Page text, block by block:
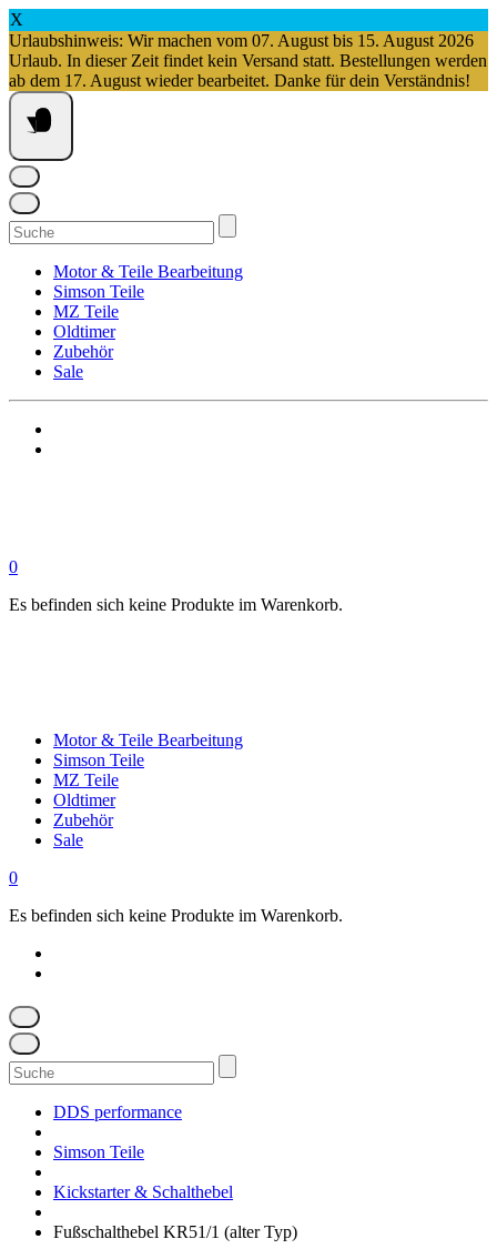
X
Urlaubshinweis: Wir machen vom 07. August bis 15. August 2026
Urlaub. In dieser Zeit findet kein Versand statt. Bestellungen werden
ab dem 17. August wieder bearbeitet. Danke für dein Verständnis!
Springe
zum
Inhalt
Suchen
nach:
Motor & Teile Bearbeitung
Simson Teile
MZ Teile
Oldtimer
Zubehör
Sale
0
Es befinden sich keine Produkte im Warenkorb.
Motor & Teile Bearbeitung
Simson Teile
MZ Teile
Oldtimer
Zubehör
Sale
0
Es befinden sich keine Produkte im Warenkorb.
Suchen
nach:
DDS performance
Simson Teile
Kickstarter & Schalthebel
Fußschalthebel KR51/1 (alter Typ)